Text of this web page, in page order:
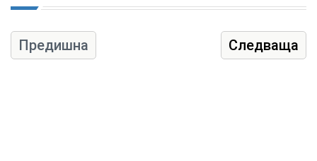
Предишна Следваща